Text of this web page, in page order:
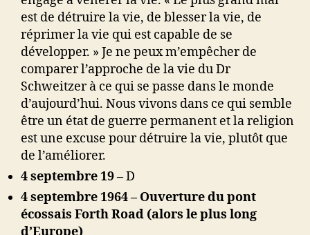
est de détruire la vie, de blesser la vie, de
réprimer la vie qui est capable de se
développer. » Je ne peux m’empêcher de
comparer l’approche de la vie du Dr
Schweitzer à ce qui se passe dans le monde
d’aujourd’hui. Nous vivons dans ce qui semble
être un état de guerre permanent et la religion
est une excuse pour détruire la vie, plutôt que
de l’améliorer.
4 septembre 19 –D
4 septembre 1964 – Ouverture du pont
écossais Forth Road (alors le plus long
d’Europe)